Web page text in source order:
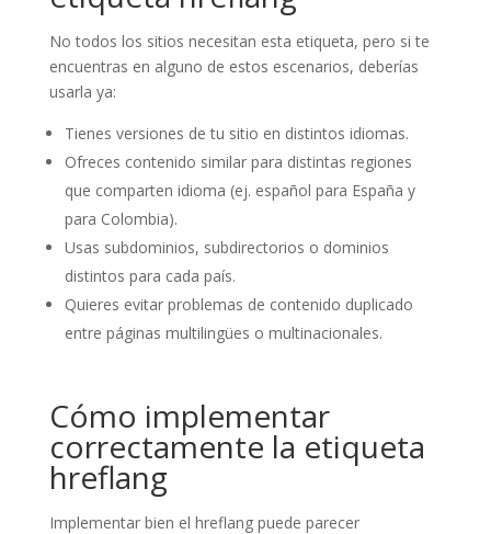
No todos los sitios necesitan esta etiqueta, pero si te
encuentras en alguno de estos escenarios, deberías
usarla ya:
Tienes versiones de tu sitio en distintos idiomas.
Ofreces contenido similar para distintas regiones
que comparten idioma (ej. español para España y
para Colombia).
Usas subdominios, subdirectorios o dominios
distintos para cada país.
Quieres evitar problemas de contenido duplicado
entre páginas multilingües o multinacionales.
Cómo implementar
correctamente la etiqueta
hreflang
Implementar bien el hreflang puede parecer